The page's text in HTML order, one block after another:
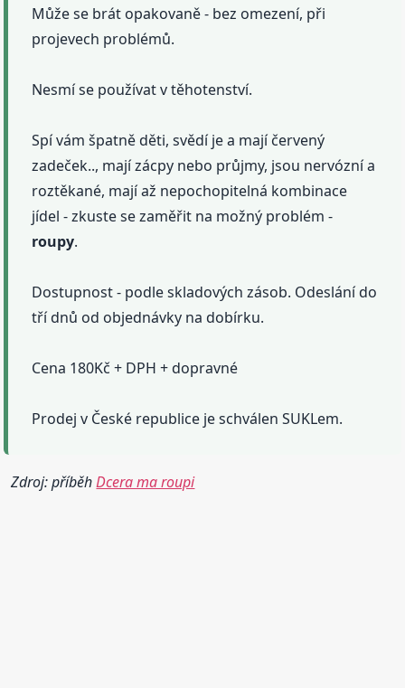
Může se brát opakovaně - bez omezení, při
projevech problémů.
Nesmí se používat v těhotenství.
Spí vám špatně děti, svědí je a mají červený
zadeček.., mají zácpy nebo průjmy, jsou nervózní a
roztěkané, mají až nepochopitelná kombinace
jídel - zkuste se zaměřit na možný problém -
roupy.
Dostupnost - podle skladových zásob. Odeslání do
tří dnů od objednávky na dobírku.
Cena 180Kč + DPH + dopravné
Prodej v České republice je schválen SUKLem.
Zdroj: příběhDcera ma roupi